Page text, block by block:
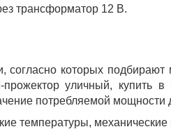
трансформатор 12 В.
которых подбирают
уличный, купить
потребляемой
температуры,